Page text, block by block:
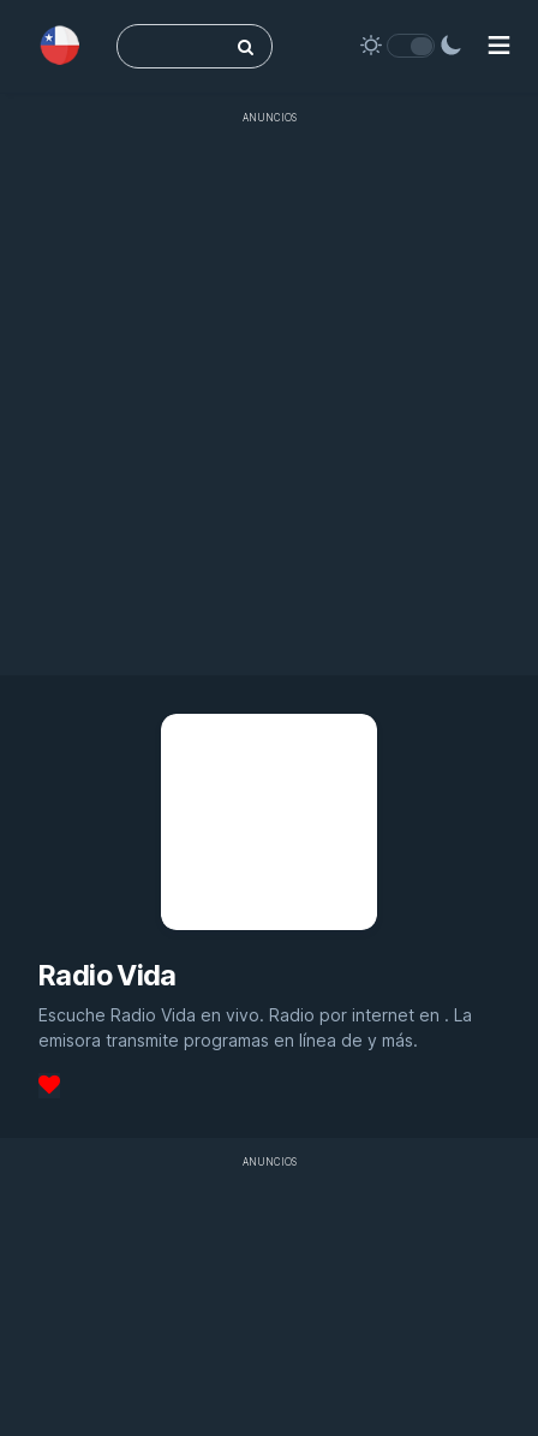
Buscar:
ANUNCIOS
Radio Vida
Escuche Radio Vida en vivo. Radio por internet en . La
emisora transmite programas en línea de y más.
ANUNCIOS